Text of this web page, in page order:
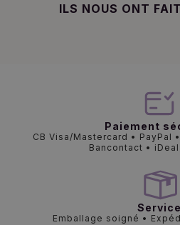
ILS NOUS ONT
Paiement
CB Visa/Mastercard • PayPal
Bancontact •
Service
Emballage soigné •